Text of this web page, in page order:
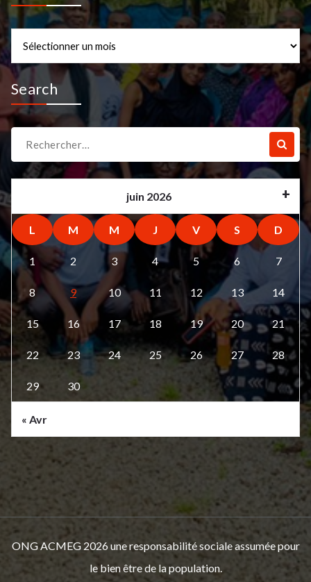
Search
pour :
juin 2026
L M M J V S D
1 2 3 4 5 6 7
8 9 10 11 12 13 14
15 16 17 18 19 20 21
22 23 24 25 26 27 28
29 30
« Avr
ONG ACMEG 2026 une responsabilité sociale assumée pour
le bien être de la population.